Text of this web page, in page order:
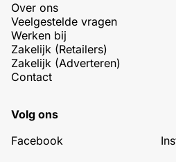
Over ons
Veelgestelde vragen
Werken bij
Zakelijk (Retailers)
Zakelijk (Adverteren)
Contact
Volg ons
Facebook